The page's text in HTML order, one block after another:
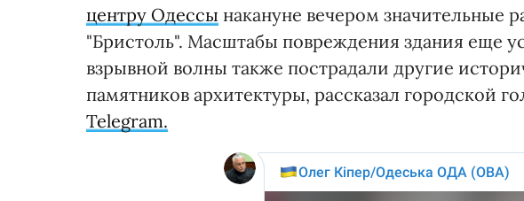
центру Одессы накануне вечером значительные
"Бристоль". Масштабы повреждения здания еще
взрывной волны также пострадали другие
памятников архитектуры, рассказал городской
Telegram.